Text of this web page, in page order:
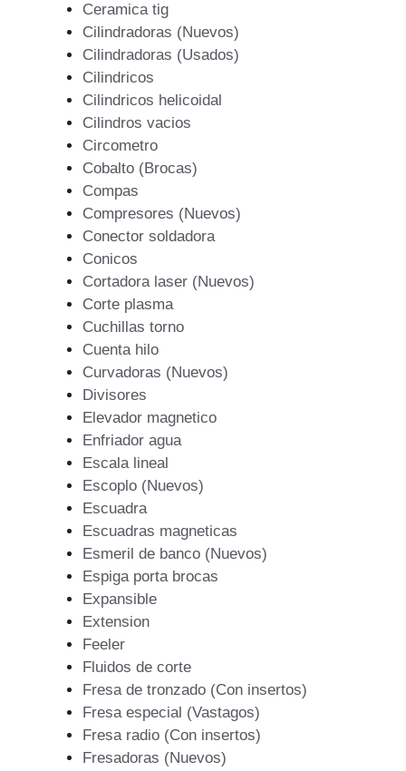
Ceramica tig
Cilindradoras (Nuevos)
Cilindradoras (Usados)
Cilindricos
Cilindricos helicoidal
Cilindros vacios
Circometro
Cobalto (Brocas)
Compas
Compresores (Nuevos)
Conector soldadora
Conicos
Cortadora laser (Nuevos)
Corte plasma
Cuchillas torno
Cuenta hilo
Curvadoras (Nuevos)
Divisores
Elevador magnetico
Enfriador agua
Escala lineal
Escoplo (Nuevos)
Escuadra
Escuadras magneticas
Esmeril de banco (Nuevos)
Espiga porta brocas
Expansible
Extension
Feeler
Fluidos de corte
Fresa de tronzado (Con insertos)
Fresa especial (Vastagos)
Fresa radio (Con insertos)
Fresadoras (Nuevos)